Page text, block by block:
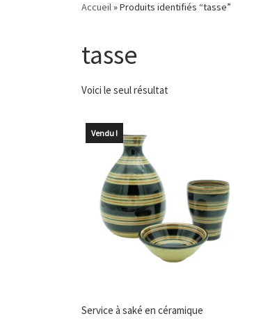
Accueil»Produits identifiés “tasse”
tasse
Voici le seul résultat
Vendu !
Service à saké en céramique